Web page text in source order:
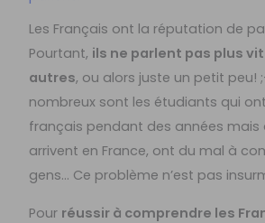
Les Français ont la réputation de
Pourtant, ils ne parlent pas plus
autres, ou alors juste un petit peu!
nombreux sont les étudiants qui
français pendant des années mais
arrivent en France, ont du mal à
gens… Ce problème n’est pas
Pour réussir à comprendre les